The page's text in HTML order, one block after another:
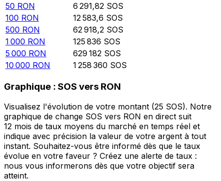
50 RON 6 291,82 SOS
100 RON 12 583,6 SOS
500 RON 62 918,2 SOS
1 000 RON 125 836 SOS
5 000 RON 629 182 SOS
10 000 RON 1 258 360 SOS
Graphique : SOS vers RON
Visualisez l'évolution de votre montant (25 SOS). Notre
graphique de change SOS vers RON en direct suit
12 mois de taux moyens du marché en temps réel et
indique avec précision la valeur de votre argent à tout
instant. Souhaitez-vous être informé dès que le taux
évolue en votre faveur ? Créez une alerte de taux :
nous vous informerons dès que votre objectif sera
atteint.